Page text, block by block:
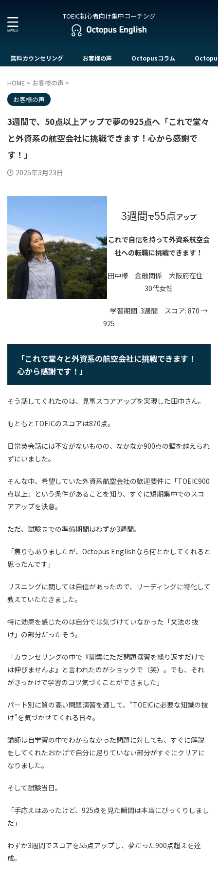
TOEIC初心者向け集中コーチング
無料カウンセリング お客様の声 Octopusコラム
HOME > お客様の声 >
お客様の声
3週間で、50点以上アップで夢の925点へ「これで堂々
と外資系の航空会社に挑戦できます！心から感謝で
す！」
2025年3月23日
3週間で55点アップ
これで自信を持って外資系航空会
社への転職に挑戦できます！
田中様 金融関係 大阪府在住
30代女性
学習期間: 3週間 スコア: 870 →
925
「これで堂々と外資系の航空会社に挑戦できます！
心から感謝です！」
そう話してくれたのは、見事スコアアップを実現した田中さん。
もともとTOEICのスコアは870点。
日常英会話には不安がないものの、なかなか900点の壁を越えられ
ずにいました。
そんな中、希望していた外資系航空会社の歓迎要件に「TOEIC900
点以上」という条件があることを知り、すぐに短期集中でのスコ
アアップを決意。
ただ、試験までの準備期間はわずか3週間。
「焦りもありましたが、Octopus Englishなら何とかしてくれると
思ったんです」
リスニングに関しては自信があったので、リーディングに特化して
教えていただきました。
特に効果を感じたのは自分では気づけていなかった「文法の抜
け」の部分だったそう。
「カウンセリングの中で『闇雲にただ問題演習を繰り返すだけで
は伸びませんよ』と言われたのがショックで（笑）。でも、それ
がきっかけで学習のコツ気づくことができました」
パート別に質の高い問題演習を通して、”TOEICに必要な知識の抜
け”を気づかせてくれる日々。
講師は自学習の中でわからなかった問題に対しても、すぐに解説
をしてくれたおかげで自分に足りていない部分がすぐにクリアに
なりました。
そして試験当日。
「手応えはあったけど、925点を見た瞬間は本当にびっくりしまし
た」
わずか3週間でスコアを55点アップし、夢だった900点超えを達
成。